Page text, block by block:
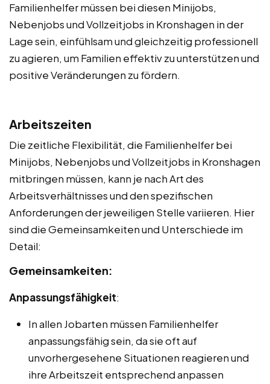
Familienhelfer müssen bei diesen Minijobs,
Nebenjobs und Vollzeitjobs in Kronshagen in der
Lage sein, einfühlsam und gleichzeitig professionell
zu agieren, um Familien effektiv zu unterstützen und
positive Veränderungen zu fördern.
Arbeitszeiten
Die zeitliche Flexibilität, die Familienhelfer bei
Minijobs, Nebenjobs und Vollzeitjobs in Kronshagen
mitbringen müssen, kann je nach Art des
Arbeitsverhältnisses und den spezifischen
Anforderungen der jeweiligen Stelle variieren. Hier
sind die Gemeinsamkeiten und Unterschiede im
Detail:
Gemeinsamkeiten:
Anpassungsfähigkeit:
In allen Jobarten müssen Familienhelfer
anpassungsfähig sein, da sie oft auf
unvorhergesehene Situationen reagieren und
ihre Arbeitszeit entsprechend anpassen